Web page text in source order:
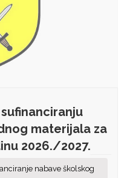
materijala za
2026./2027.
nabave školskog